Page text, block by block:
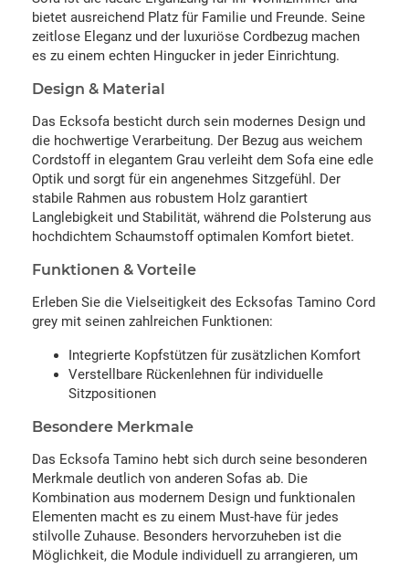
bietet ausreichend Platz für Familie und Freunde. Seine
zeitlose Eleganz und der luxuriöse Cordbezug machen
es zu einem echten Hingucker in jeder Einrichtung.
Design & Material
Das Ecksofa besticht durch sein modernes Design und
die hochwertige Verarbeitung. Der Bezug aus weichem
Cordstoff in elegantem Grau verleiht dem Sofa eine edle
Optik und sorgt für ein angenehmes Sitzgefühl. Der
stabile Rahmen aus robustem Holz garantiert
Langlebigkeit und Stabilität, während die Polsterung aus
hochdichtem Schaumstoff optimalen Komfort bietet.
Funktionen & Vorteile
Erleben Sie die Vielseitigkeit des Ecksofas Tamino Cord
grey mit seinen zahlreichen Funktionen:
Integrierte Kopfstützen für zusätzlichen Komfort
Verstellbare Rückenlehnen für individuelle
Sitzpositionen
Besondere Merkmale
Das Ecksofa Tamino hebt sich durch seine besonderen
Merkmale deutlich von anderen Sofas ab. Die
Kombination aus modernem Design und funktionalen
Elementen macht es zu einem Must-have für jedes
stilvolle Zuhause. Besonders hervorzuheben ist die
Möglichkeit, die Module individuell zu arrangieren, um